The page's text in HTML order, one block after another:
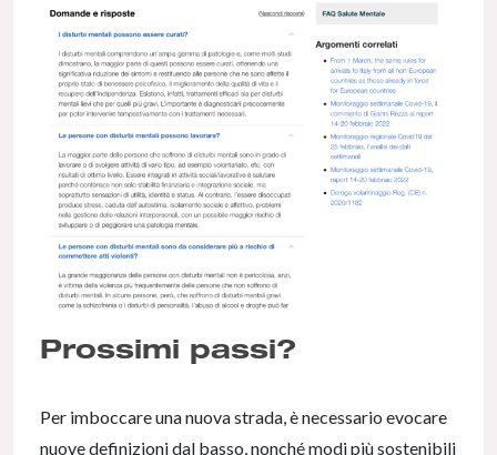
Prossimi passi?
Per imboccare una nuova strada, è necessario evocare
nuove definizioni dal basso, nonché modi più sostenibili